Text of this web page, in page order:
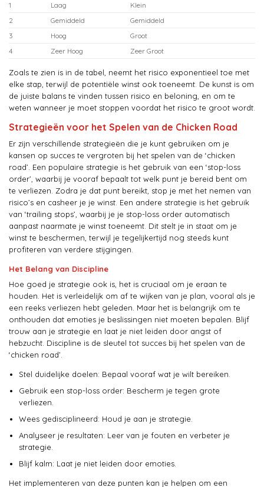
1
Laag
Klein
2
Gemiddeld
Gemiddeld
3
Hoog
Groot
4
Zeer Hoog Zeer Groot
Zoals te zien is in de tabel, neemt het risico exponentieel toe met
elke stap, terwijl de potentiële winst ook toeneemt. De kunst is om
de juiste balans te vinden tussen risico en beloning, en om te
weten wanneer je moet stoppen voordat het risico te groot wordt.
Strategieën voor het Spelen van de Chicken Road
Er zijn verschillende strategieën die je kunt gebruiken om je
kansen op succes te vergroten bij het spelen van de ‘chicken
road’. Een populaire strategie is het gebruik van een ‘stop-loss
order’, waarbij je vooraf bepaalt tot welk punt je bereid bent om
te verliezen. Zodra je dat punt bereikt, stop je met het nemen van
risico’s en casheer je je winst. Een andere strategie is het gebruik
van ‘trailing stops’, waarbij je je stop-loss order automatisch
aanpast naarmate je winst toeneemt. Dit stelt je in staat om je
winst te beschermen, terwijl je tegelijkertijd nog steeds kunt
profiteren van verdere stijgingen.
Het Belang van Discipline
Hoe goed je strategie ook is, het is cruciaal om je eraan te
houden. Het is verleidelijk om af te wijken van je plan, vooral als je
een reeks verliezen hebt geleden. Maar het is belangrijk om te
onthouden dat emoties je beslissingen niet moeten bepalen. Blijf
trouw aan je strategie en laat je niet leiden door angst of
hebzucht. Discipline is de sleutel tot succes bij het spelen van de
‘chicken road’.
Stel duidelijke doelen: Bepaal vooraf wat je wilt bereiken.
Gebruik een stop-loss order: Bescherm je tegen grote
verliezen.
Wees gedisciplineerd: Houd je aan je strategie.
Analyseer je resultaten: Leer van je fouten en verbeter je
strategie.
Blijf kalm: Laat je niet leiden door emoties.
Het implementeren van deze punten kan je helpen om een